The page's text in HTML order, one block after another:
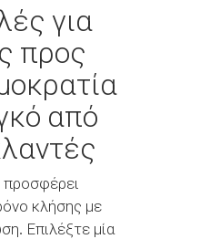
για
προς
από
κλήσης με
Επιλέξτε μία